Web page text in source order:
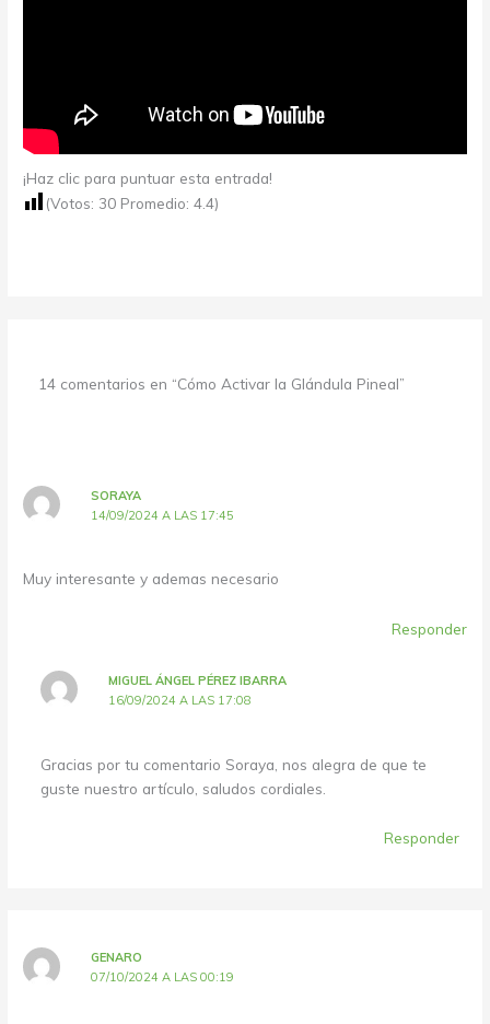
¡Haz clic para puntuar esta entrada!
(Votos: 30 Promedio:4.4)
14 comentarios en “Cómo Activar la Glándula Pineal”
SORAYA
14/09/2024 A LAS 17:45
Muy interesante y ademas necesario
Responder
MIGUEL ÁNGEL PÉREZ IBARRA
16/09/2024 A LAS 17:08
Gracias por tu comentario Soraya, nos alegra de que te
guste nuestro artículo, saludos cordiales.
Responder
GENARO
07/10/2024 A LAS 00:19